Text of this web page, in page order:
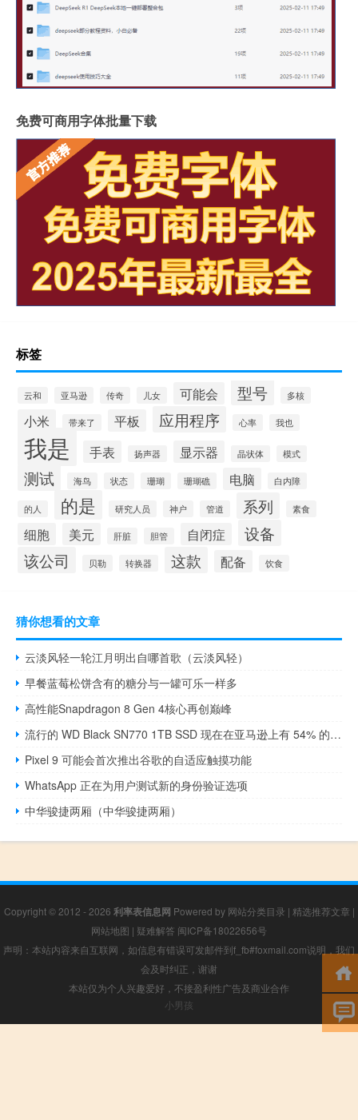
免费可商用字体批量下载
标签
云和 亚马逊 传奇 儿女 可能会 型号 多核
小米 带来了 平板 应用程序 心率 我也
我是 手表 扬声器 显示器 晶状体 模式
测试 海鸟 状态 珊瑚 珊瑚礁 电脑 白内障
的人 的是 研究人员 神户 管道 系列 素食
细胞 美元 肝脏 胆管 自闭症
设备
该公司
贝勒 转换器 这款 配备 饮食
猜你想看的文章
云淡风轻一轮江月明出自哪首歌（云淡风轻）
早餐蓝莓松饼含有的糖分与一罐可乐一样多
高性能Snapdragon 8 Gen 4核心再创巅峰
流行的 WD Black SN770 1TB SSD 现在在亚马逊上有 54% 的折扣
Pixel 9 可能会首次推出谷歌的自适应触摸功能
WhatsApp 正在为用户测试新的身份验证选项
中华骏捷两厢（中华骏捷两厢）
Copyright © 2012 - 2026 利率表信息网 Powered by 网站分类目录 | 精选推荐文章 |
网站地图 | 疑难解答 闽ICP备18022656号
声明：本站内容来自互联网，如信息有错误可发邮件到f_fb#foxmail.com说明，我们
会及时纠正，谢谢
本站仅为个人兴趣爱好，不接盈利性广告及商业合作
小男孩